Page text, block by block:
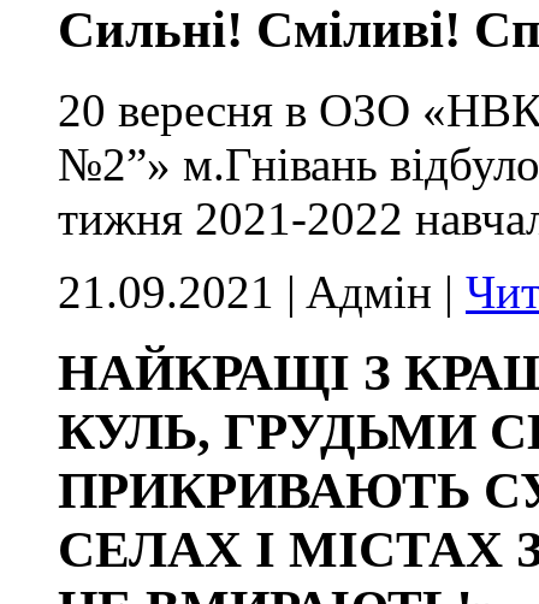
Сильні! Сміливі!
20 вересня в ОЗО «НВК
№2”» м.Гнівань
тижня 2021-2022
21.09.2021 | Aдмін |
НАЙКРАЩІ З
КУЛЬ, ГРУДЬМИ
ПРИКРИВАЮТЬ
СЕЛАХ І МІСТАХ